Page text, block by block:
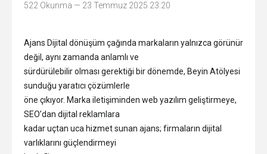
522 Okunma — 23 Temmuz 2025 23:20
Ajans Dijital dönüşüm çağında markaların yalnızca görünür
değil, aynı zamanda anlamlı ve
sürdürülebilir olması gerektiği bir dönemde, Beyin Atölyesi
sunduğu yaratıcı çözümlerle
öne çıkıyor. Marka iletişiminden web yazılım geliştirmeye,
SEO’dan dijital reklamlara
kadar uçtan uca hizmet sunan ajans; firmaların dijital
varlıklarını güçlendirmeyi